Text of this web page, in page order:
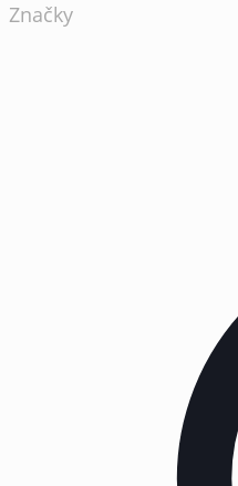
Značky